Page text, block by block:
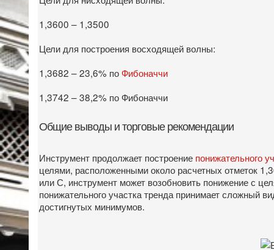
1,3600 – 1,3500
Цели для построения восходящей волны:
1,3682 – 23,6% поФибоначчи
1,3742 – 38,2% по Фибоначчи
Общие выводы и торговые рекомендации
Инструмент продолжает построение понижательного
целями, расположенными около расчетных отметок
или С, инструмент может возобновить понижение с
понижательного участка тренда принимает сложный
достигнутых минимумов.